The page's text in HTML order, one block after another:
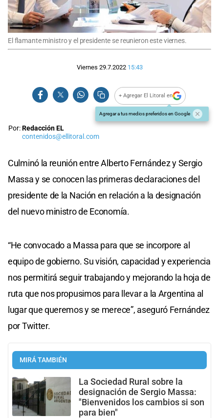
El flamante ministro y el presidente se reunieron este viernes.
Viernes 29.7.2022 15:43
+ Agregar El Litoral en
Agregar a tus medios preferidos en Google
Por:Redacción EL
contenidos@ellitoral.com
Culminó la reunión entre Alberto Fernández y Sergio
Massa y se conocen las primeras declaraciones del
presidente de la Nación en relación a la designación
del nuevo ministro de Economía.
“He convocado a Massa para que se incorpore al
equipo de gobierno. Su visión, capacidad y experiencia
nos permitirá seguir trabajando y mejorando la hoja de
ruta que nos propusimos para llevar a la Argentina al
lugar que queremos y se merece”, aseguró Fernández
por Twitter.
MIRÁ TAMBIÉN
La Sociedad Rural sobre la
designación de Sergio Massa:
"Bienvenidos los cambios si son
para bien"